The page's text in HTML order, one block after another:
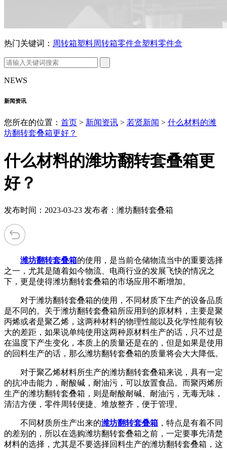
热门关键词： 周转箱塑料周转箱零件盒塑料零件盒
NEWS
新闻资讯
您所在的位置： 首页 > 新闻资讯 > 若贤新闻 > 什么材料的潍
坊翻转套叠箱更好？
什么材料的潍坊翻转套叠箱更
好？
发布时间：2023-03-23 发布者：潍坊翻转套叠箱
潍坊翻转套叠箱的使用，是当前仓储物流当中的重要选择
之一，尤其是随着如今物流、电商行业的发展飞快的情况之
下，更是使得潍坊翻转套叠箱的市场应用不断增加。
对于潍坊翻转套叠箱的使用，不同材质下生产的设备品质
是不同的。关于潍坊翻转套叠箱所应用到的原材料，主要是聚
丙烯或者是聚乙烯，这两种材料的物理性能以及化学性能有较
大的差距，如果说单纯使用这两种原材料生产的话，只不过是
在温度下产生变化，本质上的质量还是在的，但是如果是使用
的回料生产的话，那么潍坊翻转套叠箱的质量将会大大降低。
对于聚乙烯材料所生产的潍坊翻转套叠箱来说，具有一定
的抗冲击能力，耐酸碱，耐油污，可以放置食品。而聚丙烯所
生产的潍坊翻转套叠箱，则是耐酸耐碱、耐油污，无毒无味，
清洁方便，零件周转便捷、堆放整齐，便于管理。
不同材质所生产出来的潍坊翻转套叠箱 ，特点是有着不同
的差别的，所以在选购潍坊翻转套叠箱之前，一定要事先清楚
材料的选择，尤其是不要选择回料生产的潍坊翻转套叠箱，这